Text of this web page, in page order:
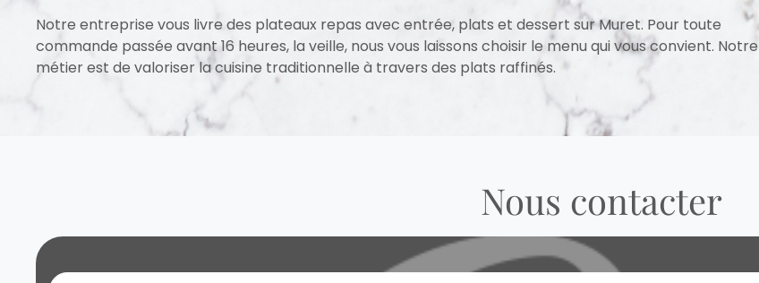
Notre entreprise vous livre des plateaux repas avec entrée, plats et dessert sur Muret. Pour toute
commande passée avant 16 heures, la veille, nous vous laissons choisir le menu qui vous convient. Notre
métier est de valoriser la cuisine traditionnelle à travers des plats raffinés.
Nous contacter